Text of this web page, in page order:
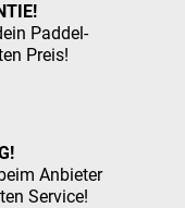
Paddel-
Preis!
Anbieter
Service!